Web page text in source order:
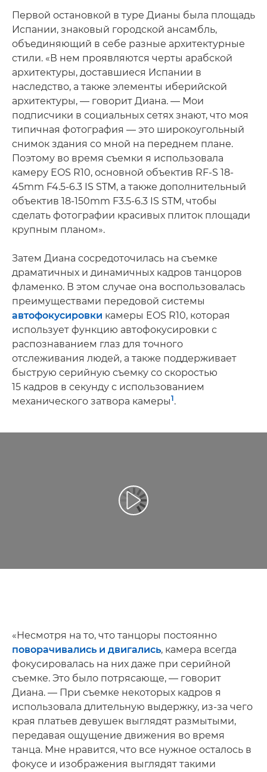
Первой остановкой в туре Дианы была площадь
Испании, знаковый городской ансамбль,
объединяющий в себе разные архитектурные
стили. «В нем проявляются черты арабской
архитектуры, доставшиеся Испании в
наследство, а также элементы иберийской
архитектуры, — говорит Диана. — Мои
подписчики в социальных сетях знают, что моя
типичная фотография — это широкоугольный
снимок здания со мной на переднем плане.
Поэтому во время съемки я использовала
камеру EOS R10, основной объектив RF-S 18-
45mm F4.5-6.3 IS STM, а также дополнительный
объектив 18-150mm F3.5-6.3 IS STM, чтобы
сделать фотографии красивых плиток площади
крупным планом».
Затем Диана сосредоточилась на съемке
драматичных и динамичных кадров танцоров
фламенко. В этом случае она воспользовалась
преимуществами передовой системы
автофокусировки камеры EOS R10, которая
использует функцию автофокусировки с
распознаванием глаз для точного
отслеживания людей, а также поддерживает
быструю серийную съемку со скоростью
15 кадров в секунду с использованием
механического затвора камеры1.
Воспроизведение видео
«Несмотря на то, что танцоры постоянно
поворачивались и двигались, камера всегда
фокусировалась на них даже при серийной
съемке. Это было потрясающе, — говорит
Диана. — При съемке некоторых кадров я
использовала длительную выдержку, из-за чего
края платьев девушек выглядят размытыми,
передавая ощущение движения во время
танца. Мне нравится, что все нужное осталось в
фокусе и изображения выглядят такими